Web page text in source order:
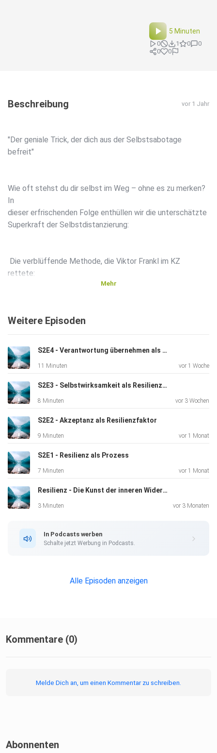
5 Minuten
0 1 0
0
0
0
Beschreibung vor 1 Jahr
"Der geniale Trick, der dich aus der Selbstsabotage
befreit"
Wie oft stehst du dir selbst im Weg – ohne es zu merken?
In
dieser erfrischenden Folge enthüllen wir die unterschätzte
Superkraft der Selbstdistanzierung:
️ Die verblüffende Methode, die Viktor Frankl im KZ
rettete:
ausbrichst
vs. Psyche)
Weg
zu Klarheit ist
raten?
Mehr
Weitere Episoden
S2E4 - Verantwortung übernehmen als Resilienzfaktor
11 Minuten vor 1 Woche
S2E3 - Selbstwirksamkeit als Resilienzfaktor
8 Minuten vor 3 Wochen
S2E2 - Akzeptanz als Resilienzfaktor
9 Minuten vor 1 Monat
S2E1 - Resilienz als Prozess
7 Minuten vor 1 Monat
Resilienz - Die Kunst der inneren Widerstandskraft
3 Minuten vor 3 Monaten
In Podcasts werben
Schalte jetzt Werbung in Podcasts.
Alle Episoden anzeigen
Kommentare (0)
Melde Dich an, um einen Kommentar zu schreiben.
Abonnenten